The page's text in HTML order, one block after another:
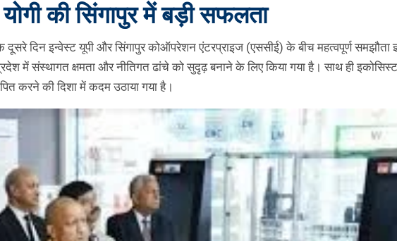
की सिंगापुर में बड़ी सफलता
दूसरे दिन इन्वेस्ट यूपी और सिंगापुर कोऑपरेशन एंटरप्राइज (एससीई) के बीच महत्वपूर्ण समझौता
में संस्थागत क्षमता और नीतिगत ढांचे को सुदृढ़ बनाने के लिए किया गया है। साथ ही
करने की दिशा में कदम उठाया गया है।